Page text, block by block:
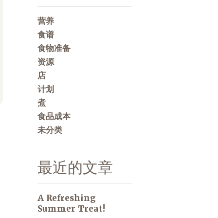
营养
食谱
食物准备
资源
店
计划
煮
食品成本
未分类
最近的文章
A Refreshing
Summer Treat!